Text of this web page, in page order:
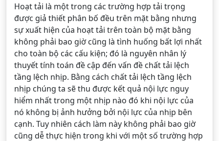
Hoạt tải là một trong các trường hợp tải trọng
được giả thiết phân bố đều trên mặt bằng nhưng
sự xuất hiện của hoạt tải trên toàn bộ mặt bằng
không phải bao giờ cũng là tình huống bất lợi nhất
cho toàn bộ các cấu kiện; đó là nguyên nhân lý
thuyết tính toán đề cập đến vấn đề chất tải lệch
tầng lệch nhịp. Bằng cách chất tải lệch tầng lệch
nhịp chúng ta sẽ thu được kết quả nội lực nguy
hiểm nhất trong một nhịp nào đó khi nội lực của
nó không bị ảnh hưởng bởi nội lực của nhịp bên
cạnh. Tuy nhiên cách làm này không phải bao giờ
cũng dễ thực hiện trong khi với một số trường hợp